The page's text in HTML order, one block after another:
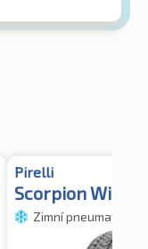
Pirelli
Scorpion Winter
Zimní pneumatiky